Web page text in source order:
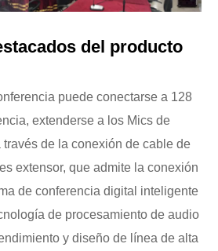
del producto
puede conectarse a 128
extenderse a los Mics de
de la conexión de cable de
extensor, que admite la conexión
de conferencia digital inteligente
de procesamiento de audio
y diseño de línea de alta